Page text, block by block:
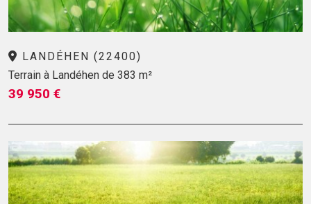
LANDÉHEN (22400)
Terrain à Landéhen de 383 m²
39 950 €